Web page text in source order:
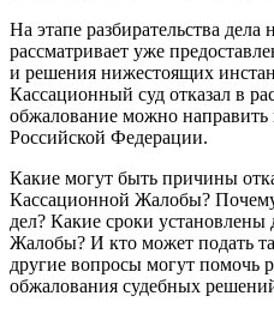
На этапе разбирательства
рассматривает уже
и решения нижестоящих
Кассационный суд отказал в
обжалование можно
Российской Федерации.
Какие могут быть причины
Кассационной Жалобы?
дел? Какие сроки
Жалобы? И кто может подать
другие вопросы могут помочь
обжалования судебных